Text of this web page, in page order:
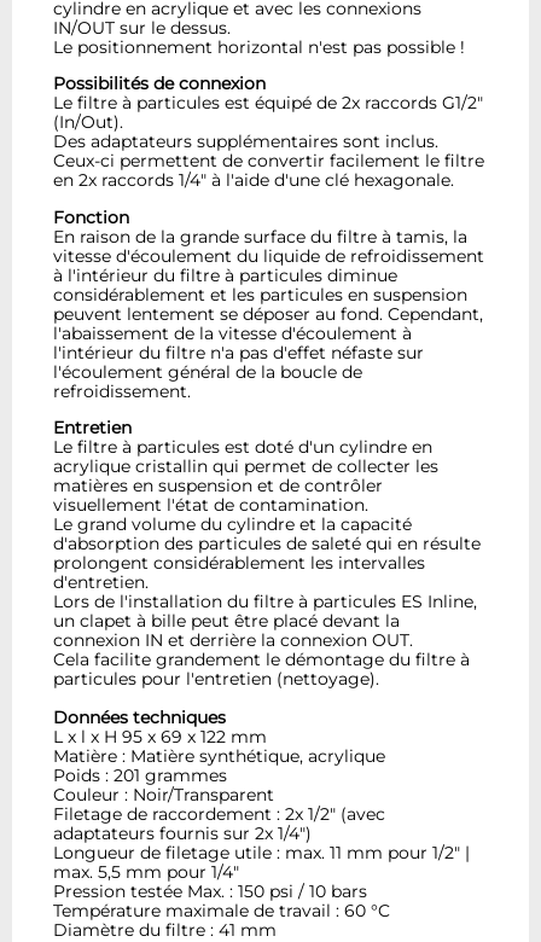
cylindre en acrylique et avec les connexions
IN/OUT sur le dessus.
Le positionnement horizontal n'est pas possible !
Possibilités de connexion
Le filtre à particules est équipé de 2x raccords G1/2"
(In/Out).
Des adaptateurs supplémentaires sont inclus.
Ceux-ci permettent de convertir facilement le filtre
en 2x raccords 1/4" à l'aide d'une clé hexagonale.
Fonction
En raison de la grande surface du filtre à tamis, la
vitesse d'écoulement du liquide de refroidissement
à l'intérieur du filtre à particules diminue
considérablement et les particules en suspension
peuvent lentement se déposer au fond. Cependant,
l'abaissement de la vitesse d'écoulement à
l'intérieur du filtre n'a pas d'effet néfaste sur
l'écoulement général de la boucle de
refroidissement.
Entretien
Le filtre à particules est doté d'un cylindre en
acrylique cristallin qui permet de collecter les
matières en suspension et de contrôler
visuellement l'état de contamination.
Le grand volume du cylindre et la capacité
d'absorption des particules de saleté qui en résulte
prolongent considérablement les intervalles
d'entretien.
Lors de l'installation du filtre à particules ES Inline,
un clapet à bille peut être placé devant la
connexion IN et derrière la connexion OUT.
Cela facilite grandement le démontage du filtre à
particules pour l'entretien (nettoyage).
Données techniques
L x l x H 95 x 69 x 122 mm
Matière : Matière synthétique, acrylique
Poids : 201 grammes
Couleur : Noir/Transparent
Filetage de raccordement : 2x 1/2" (avec
adaptateurs fournis sur 2x 1/4")
Longueur de filetage utile : max. 11 mm pour 1/2" |
max. 5,5 mm pour 1/4"
Pression testée Max. : 150 psi / 10 bars
Température maximale de travail : 60 °C
Diamètre du filtre : 41 mm